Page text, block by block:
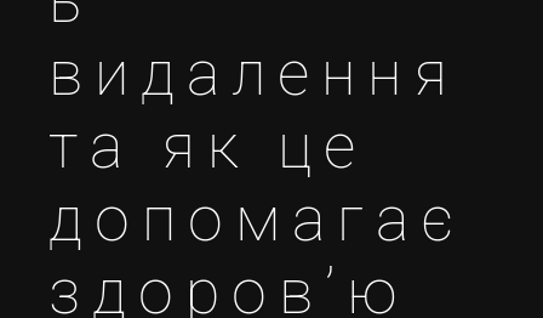
видалення
та як це
допомагає
здоров’ю